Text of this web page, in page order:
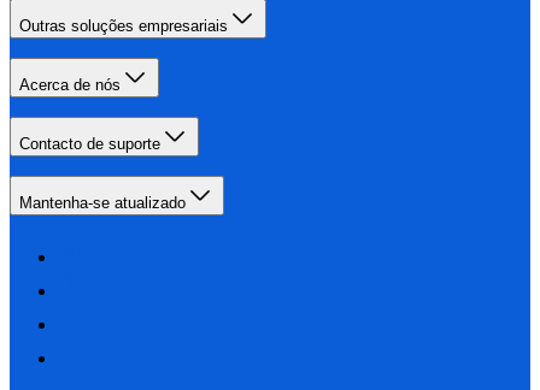
Outras soluções empresariais
Acerca de nós
Contacto de suporte
Mantenha-se atualizado